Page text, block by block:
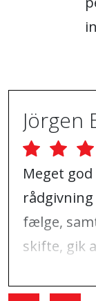
Jörgen
Meget
fælge,
skifte, gik